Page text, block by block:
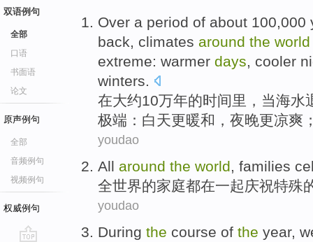
双语例句
全部
口语
书面语
论文
原声例句
全部
音频例句
视频例句
权威例句
Over a period of about 100,000
back, climates around the world
extreme: warmer days, cooler
winters.
在大约10万年的时间里， 当海水
极端 ：白天更暖和 ， 夜晚更凉爽
youdao
All around the world, families
全世界的家庭都在一起庆祝特殊
youdao
During the course of the year,